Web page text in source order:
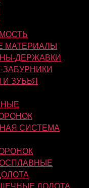
МАТЕРИАЛЫ
ДЕРЖАВКИ
ЗАБУРНИКИ
ЗУБЬЯ
СИСТЕМА